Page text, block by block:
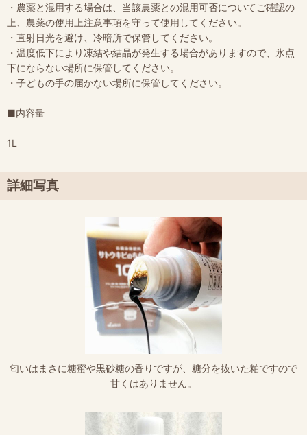
・農薬と混用する場合は、当該農薬との混用可否についてご確認の
上、農薬の使用上注意事項を守って使用してください。
・直射日光を避け、冷暗所で保管してください。
・温度低下により凍結や結晶が発生する場合がありますので、氷点
下にならない場所に保管してください。
・子どもの手の届かない場所に保管してください。
■内容量
1L
詳細写真
匂いはまさに糖蜜や黒砂糖の香りですが、糖分を抜いた粕ですので
甘くはありません。